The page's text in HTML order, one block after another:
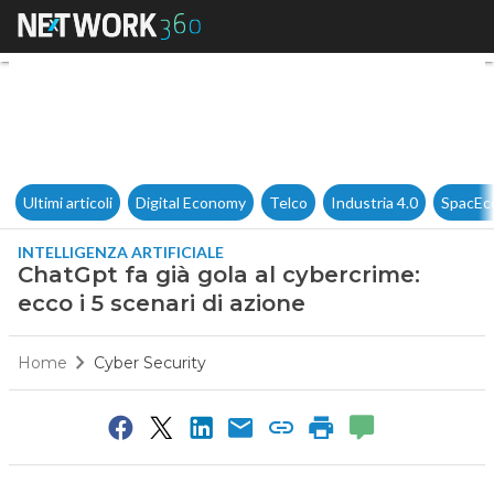
ChatGpt fa già gola al
Ultimi articoli Digital Economy Telco Industria 4.0
INTELLIGENZA ARTIFICIALE
ChatGpt fa già gola al cybercrime:
ecco i 5 scenari di azione
Home Cyber Security